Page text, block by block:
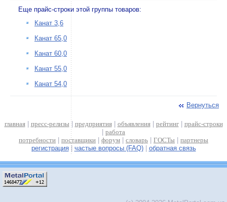
Еще прайс-строки этой группы товаров:
Канат 3,6
Канат 65,0
Канат 60,0
Канат 55,0
Канат 54,0
Вернуться
главная| пресс-релизы | предприятия| объявления| рейтинг| прайс-строки
работа
потребности
поставщики форум словарь ГОСТы
партнеры
регистрация| частые вопросы (FAQ)| обратная связь